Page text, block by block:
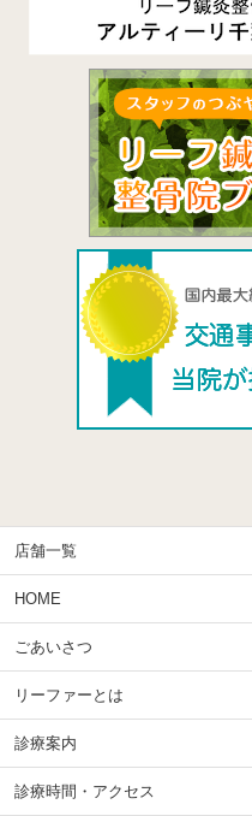
店舗一覧
HOME
ごあいさつ
リーファーとは
診療案内
診療時間・アクセス